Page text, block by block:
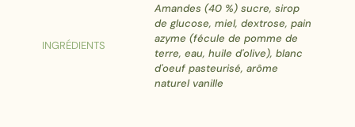
INGRÉDIENTS
Amandes (40 %) sucre, sirop
de glucose, miel, dextrose, pain
azyme (fécule de pomme de
terre, eau, huile d'olive), blanc
d'oeuf pasteurisé, arôme
naturel vanille